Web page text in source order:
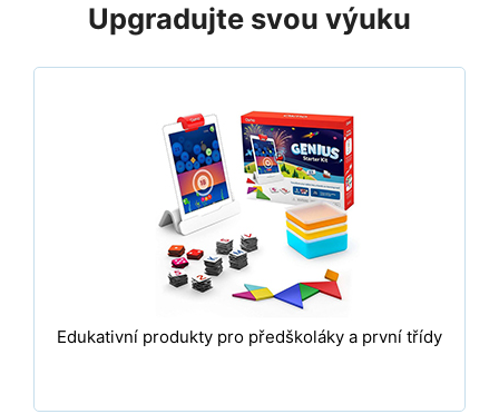
Upgradujte svou výuku
Edukativní produkty pro předškoláky a první třídy